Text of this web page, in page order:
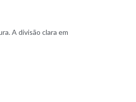
A divisão clara em